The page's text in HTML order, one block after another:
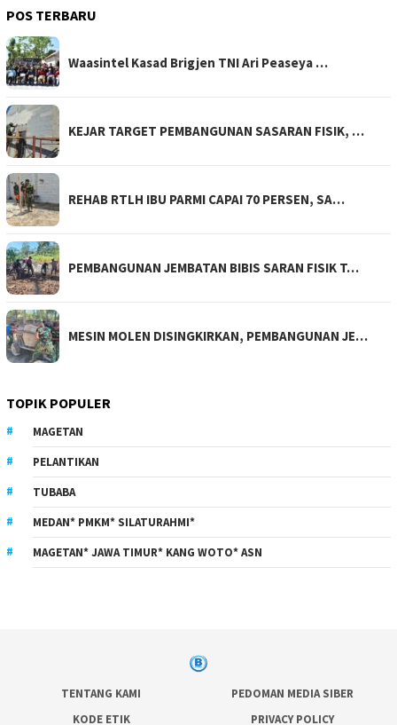
POS TERBARU
Waasintel Kasad Brigjen TNI Ari Peaseya …
KEJAR TARGET PEMBANGUNAN SASARAN FISIK, …
REHAB RTLH IBU PARMI CAPAI 70 PERSEN, SA…
PEMBANGUNAN JEMBATAN BIBIS SARAN FISIK T…
MESIN MOLEN DISINGKIRKAN, PEMBANGUNAN JE…
TOPIK POPULER
MAGETAN
PELANTIKAN
TUBABA
MEDAN* PMKM* SILATURAHMI*
MAGETAN* JAWA TIMUR* KANG WOTO* ASN
TENTANG KAMI
PEDOMAN MEDIA SIBER
KODE ETIK
PRIVACY POLICY